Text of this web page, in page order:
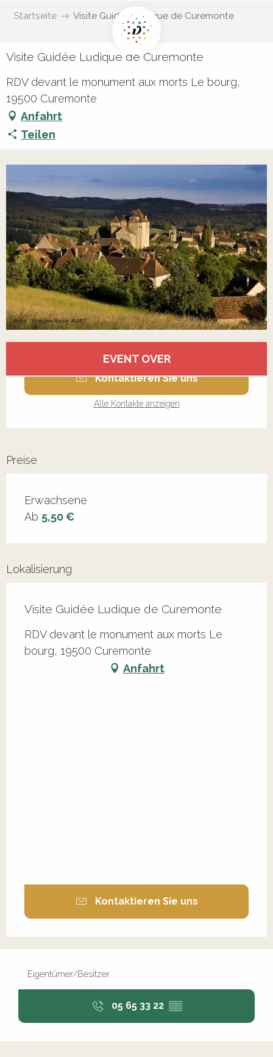
Startseite Visite Guidée Ludique de Curemonte
Visite Guidée Ludique de Curemonte
RDV devant le monument aux morts Le bourg,
19500 Curemonte
Anfahrt
Teilen
EVENT OVER
Kontaktieren Sie uns
Alle Kontakte anzeigen
Preise
Erwachsene
Ab 5,50 €
Lokalisierung
Visite Guidée Ludique de Curemonte
RDV devant le monument aux morts Le
bourg, 19500 Curemonte
Anfahrt
Kontaktieren Sie uns
Eigentümer/Besitzer
05 65 33 22 ▒▒